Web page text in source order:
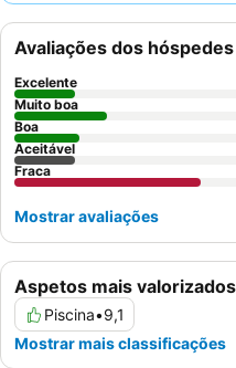
considere solicitar um quarto
Aspetos mais
Piscina•9,1
Mostrar mais classificações
Avaliações dos hóspedes
Excelente
Muito boa
Boa
Aceitável
Fraca
Mostrar avaliações